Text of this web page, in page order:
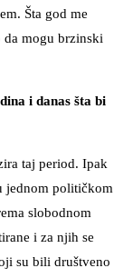
Šta god me
da mogu brzinski
i danas šta bi
taj period. Ipak
jednom političkom
slobodnom
i za njih se
su bili društveno